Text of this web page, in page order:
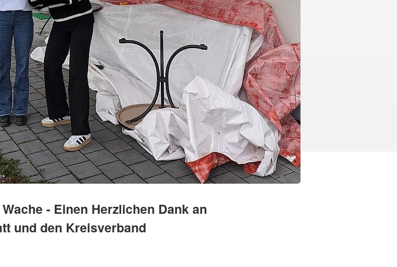
- Einen Herzlichen Dank an
und den Kreisverband